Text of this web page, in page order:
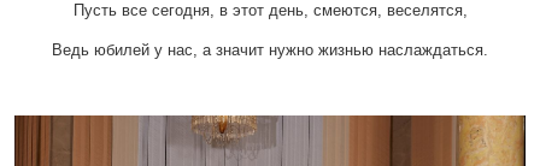
Пусть все сегодня, в этот день, смеются, веселятся,
Ведь юбилей у нас, а значит нужно жизнью наслаждаться.